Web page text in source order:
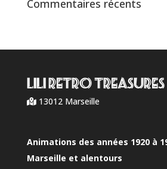
Commentaires récents
LILI RETRO Treasures
13012 Marseille
Animations des années 1920 à
Marseille et alentours